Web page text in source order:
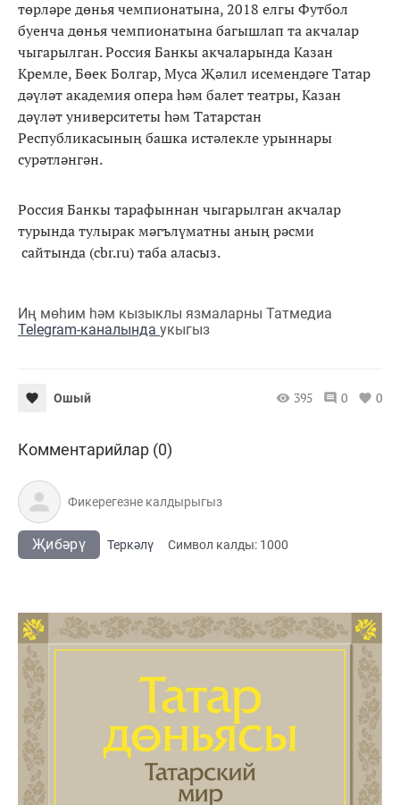
төрләре дөнья чемпионатына, 2018 елгы Футбол
буенча дөнья чемпионатына багышлап та акчалар
чыгарылган. Россия Банкы акчаларында Казан
Кремле, Бөек Болгар, Муса Җәлил исемендәге Татар
дәүләт академия опера һәм балет театры, Казан
дәүләт университеты һәм Татарстан
Республикасының башка истәлекле урыннары
сурәтләнгән.
Россия Банкы тарафыннан чыгарылган акчалар
турында тулырак мәгълүматны аның рәсми
сайтында (cbr.ru) таба аласыз.
Иң мөһим һәм кызыклы язмаларны Татмедиа
Telegram-каналында укыгыз
Ошый 395 0 0
Комментарийлар (0)
Җибәрү Теркәлү Cимвол калды: 1000